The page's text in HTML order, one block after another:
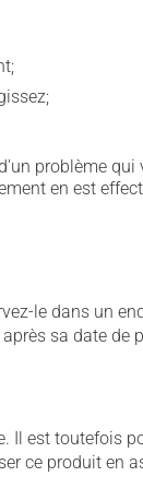
problème
en est
le dans un
sa date de
est toutefois
ce produit en